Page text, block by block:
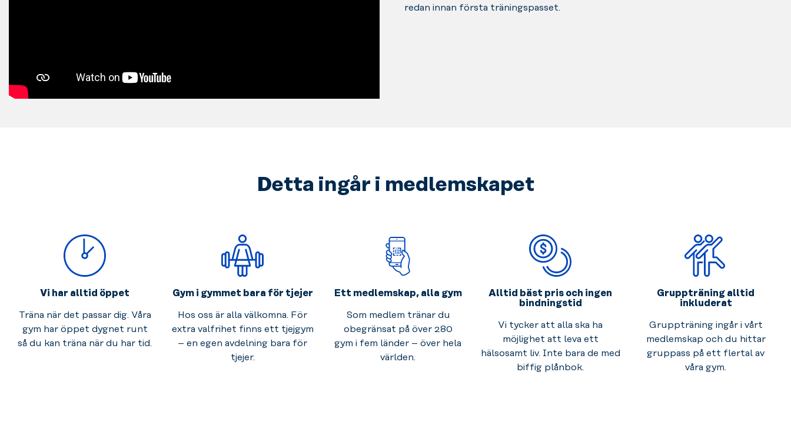
redan innan första träningspasset.
Detta ingår i medlemskapet
Vi har alltid öppet
Träna när det passar dig. Våra
gym har öppet dygnet runt
så du kan träna när du har tid.
Gym i gymmet bara för tjejer
Hos oss är alla välkomna. För
extra valfrihet finns ett tjejgym
– en egen avdelning bara för
tjejer.
Ett medlemskap, alla gym
Som medlem tränar du
obegränsat på över 280
gym i fem länder – över hela
världen.
Alltid bäst pris och ingen
bindningstid
Vi tycker att alla ska ha
möjlighet att leva ett
hälsosamt liv. Inte bara de med
biffig plånbok.
Gruppträning alltid
inkluderat
Gruppträning ingår i vårt
medlemskap och du hittar
gruppass på ett flertal av
våra gym.